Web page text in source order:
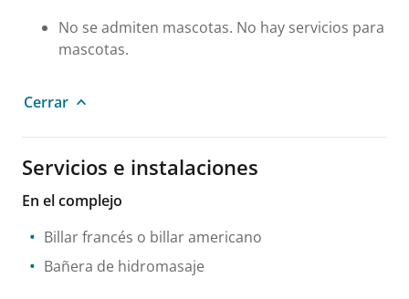
No se admiten mascotas. No hay servicios para
mascotas.
Cerrar
Servicios e instalaciones
En el complejo
Billar francés o billar americano
Bañera de hidromasaje